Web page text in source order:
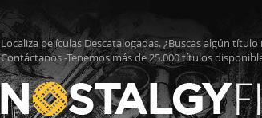
Localiza películas Descatalogadas. ¿Buscas algún
Contáctanos -Tenemos más de 25.000 títulos